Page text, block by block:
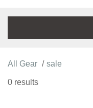
All Gear sale
0 results